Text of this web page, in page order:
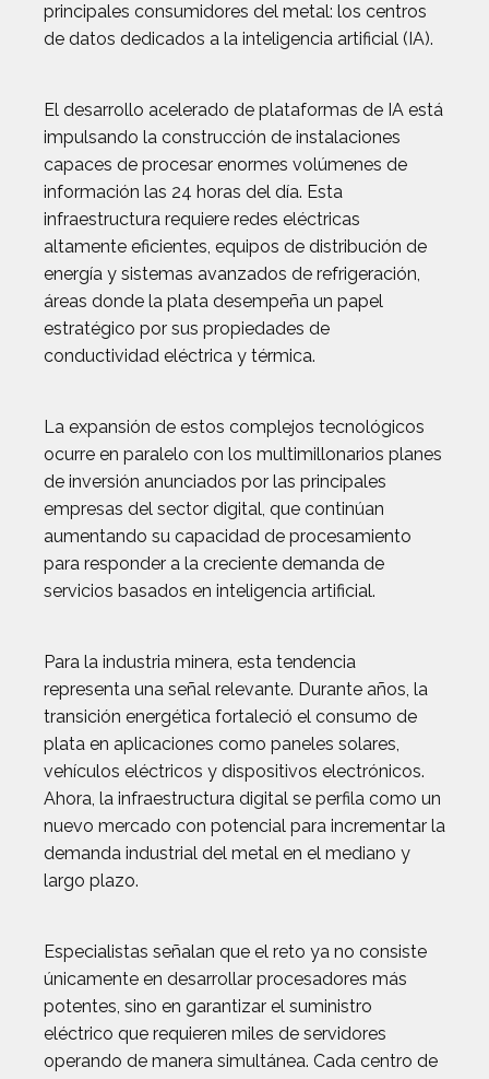
principales consumidores del metal: los centros
de datos dedicados a la inteligencia artificial (IA).
El desarrollo acelerado de plataformas de IA está
impulsando la construcción de instalaciones
capaces de procesar enormes volúmenes de
información las 24 horas del día. Esta
infraestructura requiere redes eléctricas
altamente eficientes, equipos de distribución de
energía y sistemas avanzados de refrigeración,
áreas donde la plata desempeña un papel
estratégico por sus propiedades de
conductividad eléctrica y térmica.
La expansión de estos complejos tecnológicos
ocurre en paralelo con los multimillonarios planes
de inversión anunciados por las principales
empresas del sector digital, que continúan
aumentando su capacidad de procesamiento
para responder a la creciente demanda de
servicios basados en inteligencia artificial.
Para la industria minera, esta tendencia
representa una señal relevante. Durante años, la
transición energética fortaleció el consumo de
plata en aplicaciones como paneles solares,
vehículos eléctricos y dispositivos electrónicos.
Ahora, la infraestructura digital se perfila como un
nuevo mercado con potencial para incrementar la
demanda industrial del metal en el mediano y
largo plazo.
Especialistas señalan que el reto ya no consiste
únicamente en desarrollar procesadores más
potentes, sino en garantizar el suministro
eléctrico que requieren miles de servidores
operando de manera simultánea. Cada centro de